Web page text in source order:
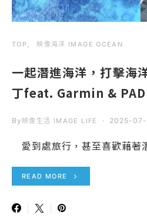
TOP 映像海洋 IMAGE OCEAN
一起潛進海洋，打擊海
丁feat. Garmin &
By 映像生活 IMAGE LIFE 2025-07-
愛到處旅行，甚至喜歡藉著
READ MORE